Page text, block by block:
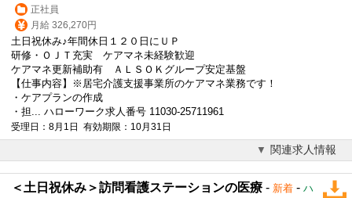
正社員
月給 326,270円
土日祝休み♪年間休日１２０日にＵＰ
研修・ＯＪＴ充実 ケアマネ未経験歓迎
ケアマネ更新補助有 ＡＬＳＯＫグループ安定基盤
【仕事内容】※居宅介護支援事業所のケアマネ業務です！
・ケアプランの作成
・担... ハローワーク求人番号 11030-25711961
受理日：8月1日 有効期限：10月31日
関連求人情報
＜土日祝休み＞訪問看護ステーションの医療 - 新着 - ハ